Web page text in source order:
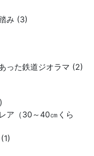
み (3)
った鉄道ジオラマ (2)
ア（30～40㎝くら